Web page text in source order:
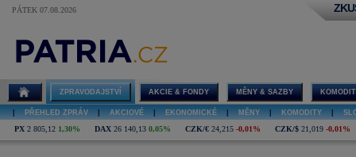
PÁTEK 07.08.2026
ZPRAVODAJSTVÍ AKCIE & FONDY MĚNY & SAZBY
PŘEHLED ZPRÁV AKCIOVÉ EKONOMICKÉ MĚNY KOMODITY
PX 2 805,12 1,30% DAX 26 140,13 0,05% CZK/€ 24,215 -0,01% CZK/$ 21,019 -0,01%